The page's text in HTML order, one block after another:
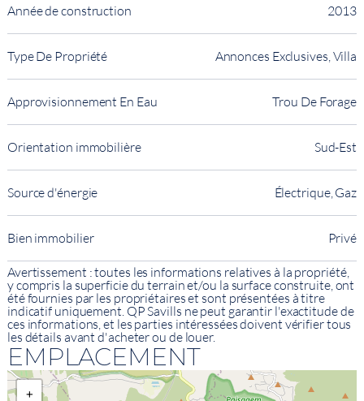
Année de construction 2013
Type De Propriété Annonces Exclusives, Villa
Approvisionnement En Eau Trou De Forage
Orientation immobilière Sud-Est
Source d'énergie Électrique, Gaz
Bien immobilier Privé
Avertissement : toutes les informations relatives à la propriété,
y compris la superficie du terrain et/ou la surface construite, ont
été fournies par les propriétaires et sont présentées à titre
indicatif uniquement. QP Savills ne peut garantir l'exactitude de
ces informations, et les parties intéressées doivent vérifier tous
les détails avant d'acheter ou de louer.
EMPLACEMENT
+